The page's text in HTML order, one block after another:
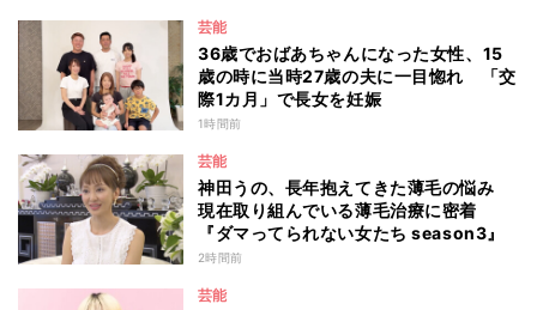
芸能
36歳でおばあちゃんになった女性、15
歳の時に当時27歳の夫に一目惚れ 「交
際1カ月」で長女を妊娠
1時間前
芸能
神田うの、長年抱えてきた薄毛の悩み
現在取り組んでいる薄毛治療に密着
『ダマってられない女たち season3』
2時間前
芸能